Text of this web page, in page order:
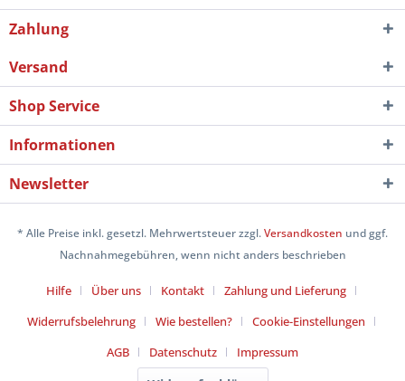
Zahlung
Versand
Shop Service
Informationen
Newsletter
* Alle Preise inkl. gesetzl. Mehrwertsteuer zzgl.Versandkosten und ggf.
Nachnahmegebühren, wenn nicht anders beschrieben
Hilfe Über uns Kontakt
Zahlung und Lieferung
Widerrufsbelehrung
Wie bestellen?
Cookie-Einstellungen
AGB
Datenschutz Impressum